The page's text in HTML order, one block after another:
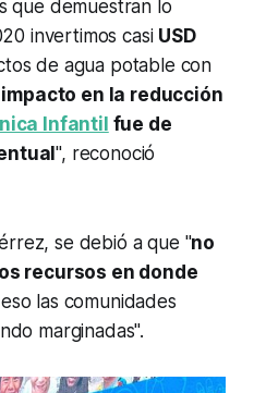
que demuestran lo
invertimos casi USD
de agua potable con
en la reducción
Infantil fue de
", reconoció
se debió a que "no
recursos en donde
las comunidades
marginadas".